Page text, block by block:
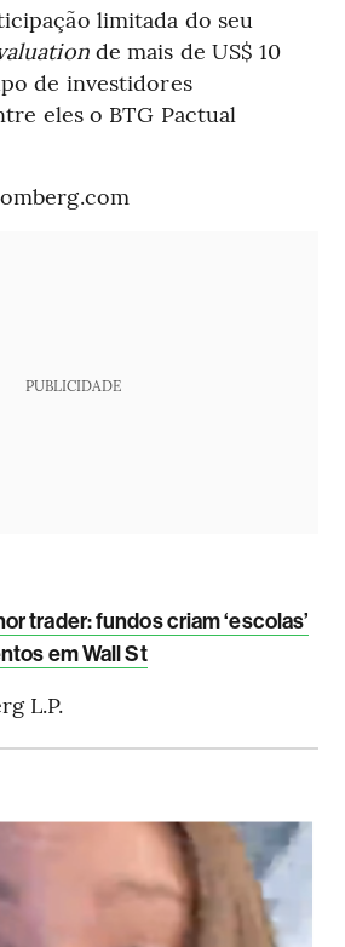
limitada do seu
de mais de US$ 10
de investidores
eles o BTG Pactual
PUBLICIDADE
trader: fundos criam ‘escolas’
em Wall St
L.P.